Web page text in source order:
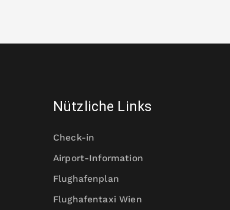
Nützliche Links
Check-in
Airport-Information
Flughafenplan
Flughafentaxi Wien